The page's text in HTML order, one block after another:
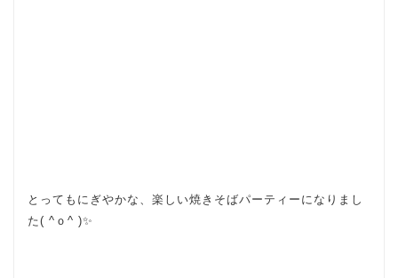
とってもにぎやかな、楽しい焼きそばパーティーになりまし
た( ^ｏ^ )✨